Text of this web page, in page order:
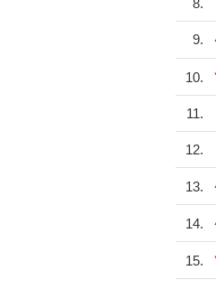
8.
9.
10.
11.
12.
13.
14.
15.